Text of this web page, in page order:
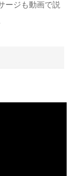
ージも動画で説